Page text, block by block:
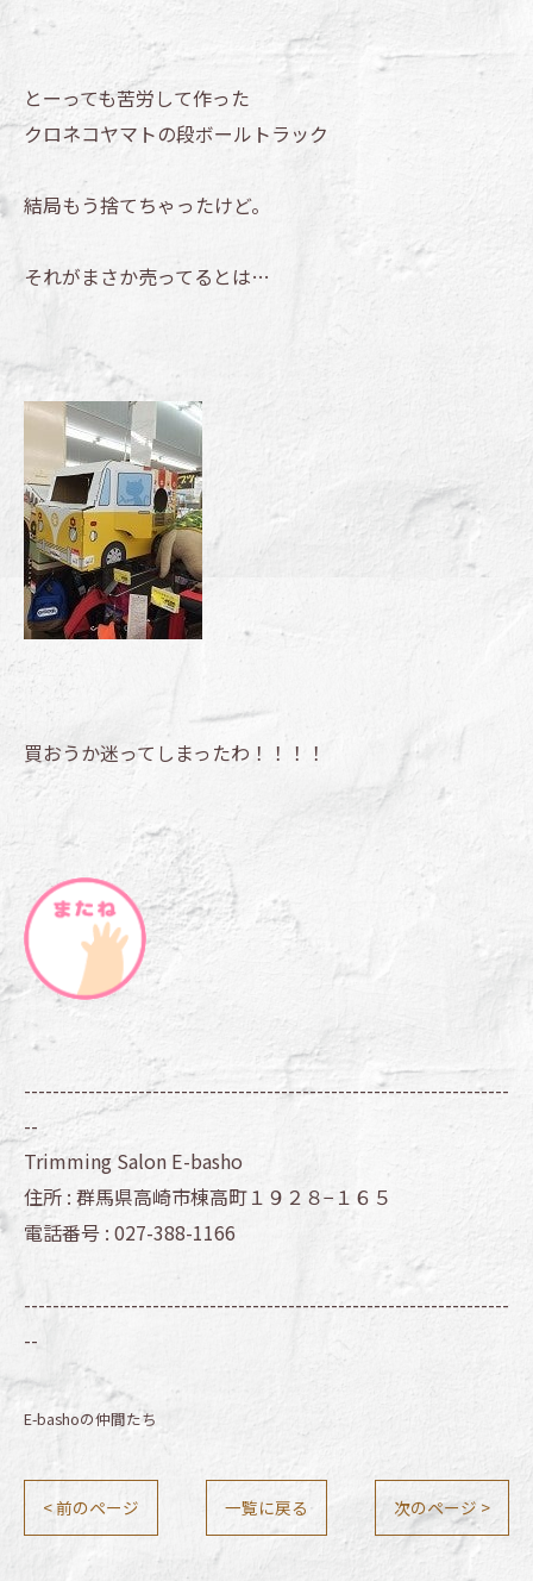
とーっても苦労して作った
クロネコヤマトの段ボールトラック
結局もう捨てちゃったけど。
それがまさか売ってるとは…
買おうか迷ってしまったわ！！！！
--------------------------------------------------------------------
--
Trimming Salon E-basho
住所 : 群馬県高崎市棟高町１９２８−１６５
電話番号 : 027-388-1166
--------------------------------------------------------------------
--
E-bashoの仲間たち
< 前のページ 一覧に戻る 次のページ >